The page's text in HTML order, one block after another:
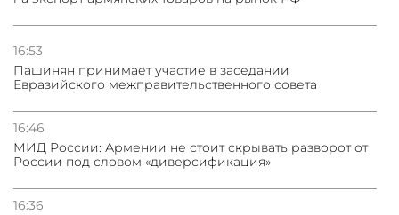
16:53
Пашинян принимает участие в заседании
Евразийского межправительственного совета
16:46
МИД России: Армении не стоит скрывать разворот от
России под словом «диверсификация»
16:36